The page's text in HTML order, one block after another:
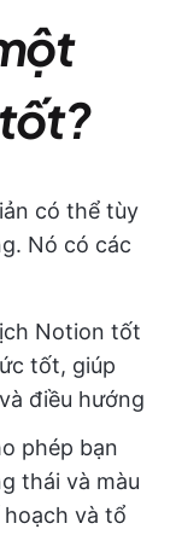
có thể tùy
Nó có các
Notion tốt
tốt, giúp
điều hướng
phép bạn
thái và màu
hoạch và tổ